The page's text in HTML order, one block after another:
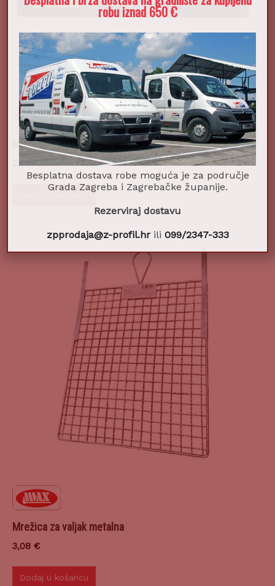
Mrežica za gips P80 115x280mm 5kom
2,64€
Mrežica za valjak metalna
3,08 €
Dodaj u košaricu
robu iznad 650 €
Besplatna dostava robe moguća je za područje
Grada Zagreba i Zagrebačke županije.
Rezerviraj dostavu
zpprodaja@z-profil.hrili 099/2347-333